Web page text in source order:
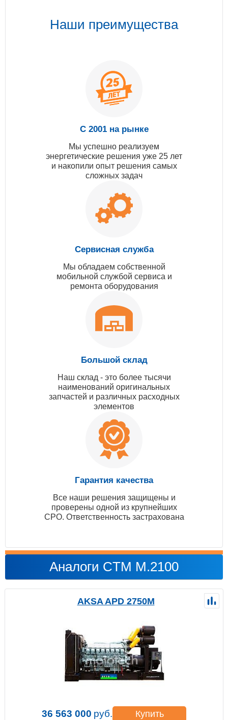
Наши преимущества
С 2001 на рынке
Мы успешно реализуем
энергетические решения уже 25 лет
и накопили опыт решения самых
сложных задач
Сервисная служба
Мы обладаем собственной
мобильной службой сервиса и
ремонта оборудования
Большой склад
Наш склад - это более тысячи
наименований оригинальных
запчастей и различных расходных
элементов
Гарантия качества
Все наши решения защищены и
проверены одной из крупнейших
СРО. Ответственность застрахована
Аналоги CTM M.2100
AKSA APD 2750M
36 563 000 руб. Купить